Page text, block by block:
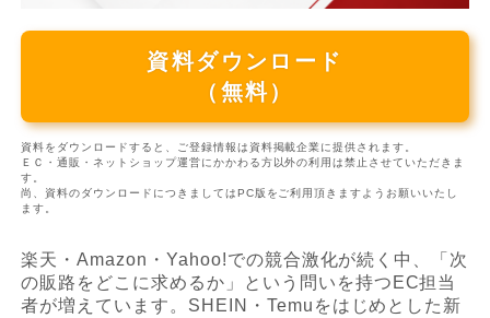
資料ダウンロード
（無料）
資料をダウンロードすると、ご登録情報は資料掲載企業に提供されます。
ＥＣ・通販・ネットショップ運営にかかわる方以外の利用は禁止させていただきま
す。
尚、資料のダウンロードにつきましてはPC版をご利用頂きますようお願いいたし
ます。
楽天・Amazon・Yahoo!での競合激化が続く中、「次
の販路をどこに求めるか」という問いを持つEC担当
者が増えています。SHEIN・Temuをはじめとした新